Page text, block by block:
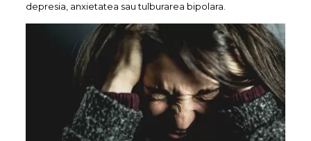
depresia, anxietatea sau tulburarea bipolara.